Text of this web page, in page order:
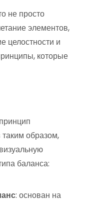
не просто
элементов,
целостности и
которые
образом,
баланса:
: основан на